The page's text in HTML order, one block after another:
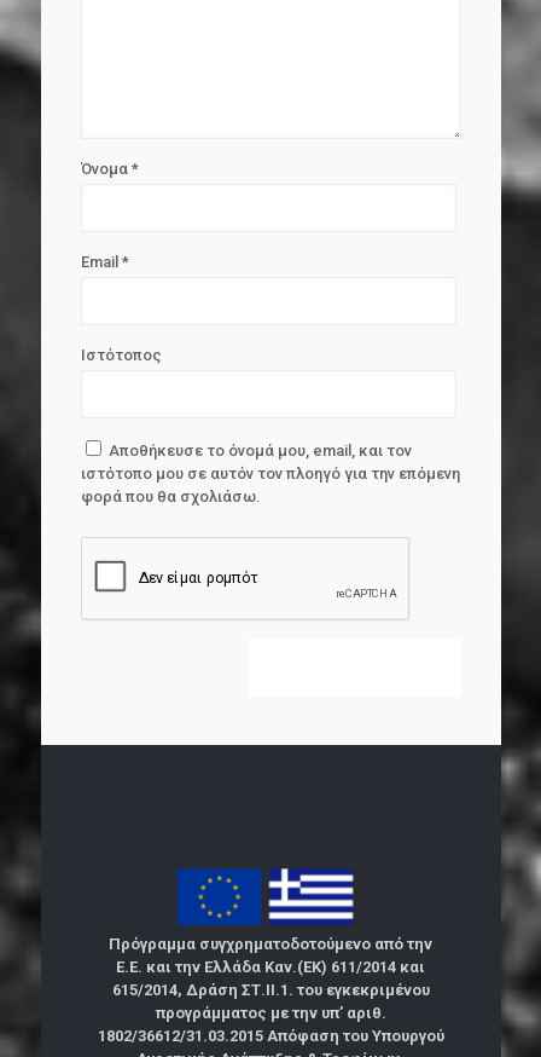
Όνομα *
Email *
Ιστότοπος
Αποθήκευσε το όνομά μου, email, και τον
ιστότοπο μου σε αυτόν τον πλοηγό για την επόμενη
φορά που θα σχολιάσω.
Πρόγραμμα συγχρηματοδοτούμενο από την
Ε.Ε. και την Ελλάδα Καν.(ΕΚ) 611/2014 και
615/2014, Δράση ΣΤ.ΙΙ.1. του εγκεκριμένου
προγράμματος με την υπ’ αριθ.
1802/36612/31.03.2015 Απόφαση του Υπουργού